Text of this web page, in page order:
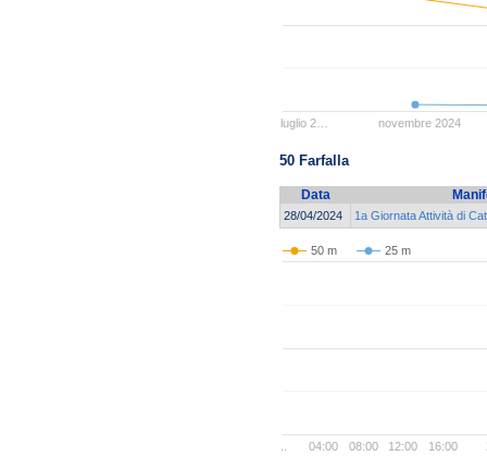
luglio 2… novembre 2024
50 Farfalla
Data
28/04/2024 1a Giornata Attività di
50 m 25 m
04:00 08:00 12:00 16:00